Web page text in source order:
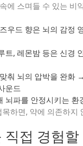
에 스며들 수 있는 비
우드 향은 뇌의 감정
트, 레몬밤 등은 신경
맞춰 뇌의 압박을 완화
운드
뇌파를 안정시키는 환
하면, 약에 의존하지
직접 경험